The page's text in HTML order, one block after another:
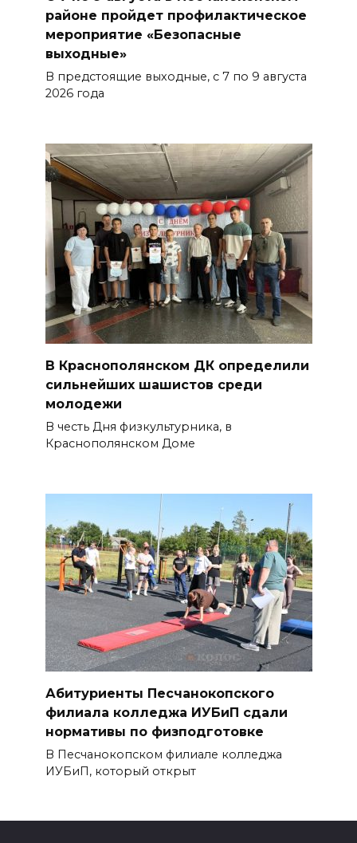
Госавтоинспекция по
Ростовской области призвала
водителей быть осторожными
из-за ухудшения погоды
районе пройдет профилактическое
мероприятие «Безопасные
выходные»
В предстоящие выходные, с 7 по 9 августа
2026 года
В Краснополянском ДК определили
сильнейших шашистов среди
молодежи
В честь Дня физкультурника, в
Краснополянском Доме
Абитуриенты Песчанокопского
филиала колледжа ИУБиП сдали
нормативы по физподготовке
В Песчанокопском филиале колледжа
ИУБиП, который открыт